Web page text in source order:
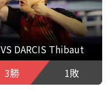
VS DARCIS Thibaut
3勝
1敗